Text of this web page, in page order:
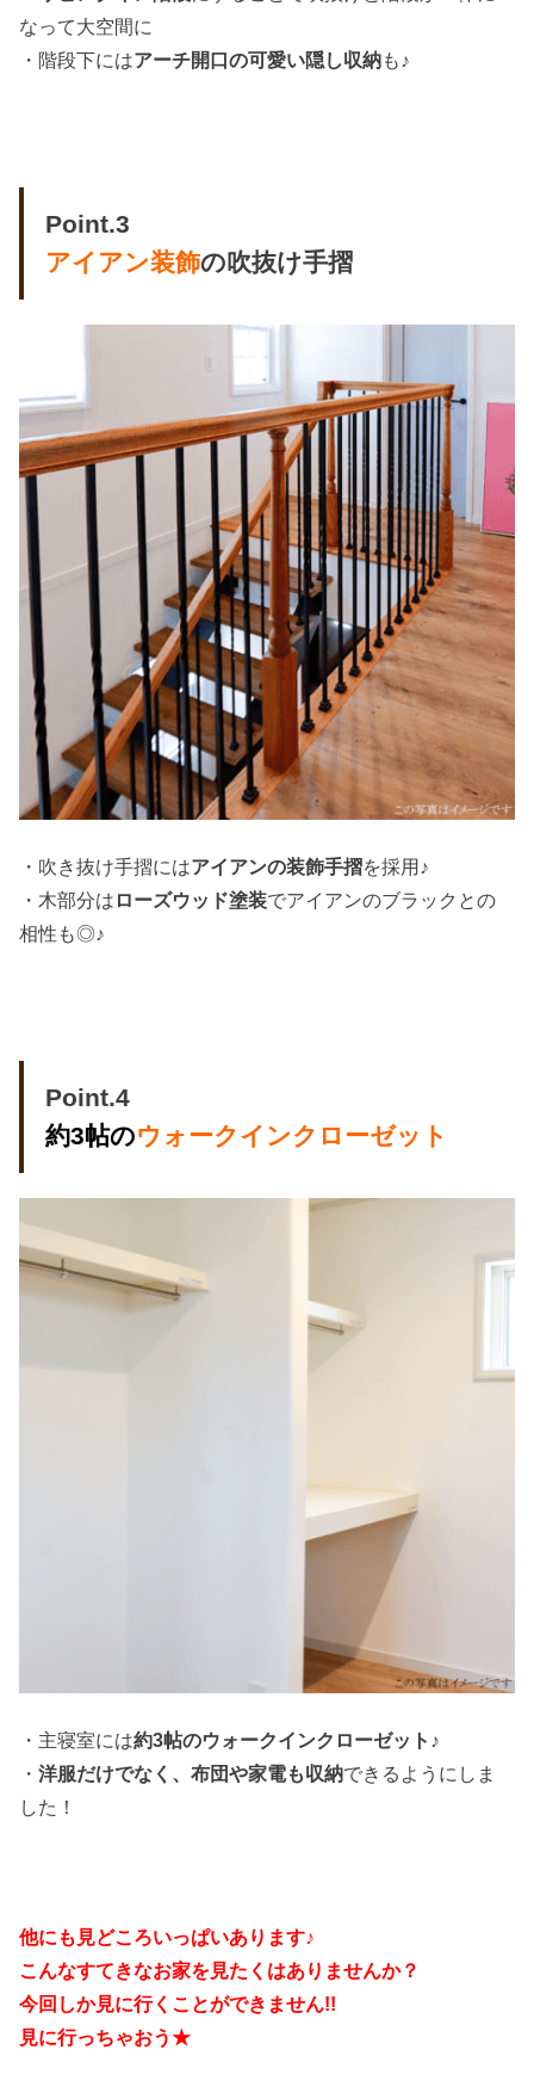
なって大空間に
・階段下にはアーチ開口の可愛い隠し収納も♪
Point.3
アイアン装飾の吹抜け手摺
・吹き抜け手摺にはアイアンの装飾手摺を採用♪
・木部分は ローズウッド塗装でアイアンのブラックとの
相性も◎♪
Point.4
約3帖のウォークインクローゼット
・主寝室には約3帖のウォークインクローゼット♪
・洋服だけでなく、布団や家電も収納できるようにしま
した！
他にも見どころいっぱいあります♪
こんなすてきなお家を見たくはありませんか？
今回しか見に行くことができません!!
見に行っちゃおう★